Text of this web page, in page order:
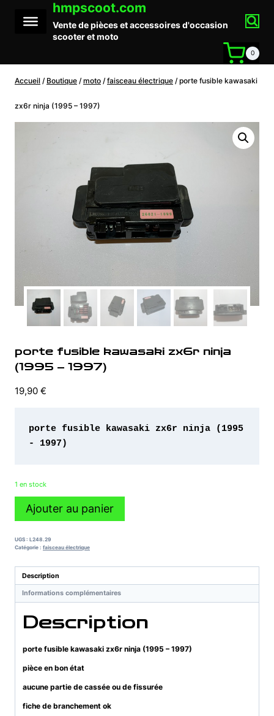
contenu
hmpscoot.com
Vente de pièces et accessoires d'occasion
scooter et moto
0
Accueil / Boutique / moto / faisceau électrique / porte fusible kawasaki
zx6r ninja (1995 – 1997)
porte fusible kawasaki zx6r ninja
(1995 – 1997)
19,90 €
porte fusible kawasaki zx6r ninja (1995
- 1997)
1 en stock
quantité
fusible
kawasaki
ninja
(1995
Ajouter au panier
UGS : L248.29
Catégorie : faisceau électrique
Description
Informations complémentaires
Description
porte fusible kawasaki zx6r ninja (1995 – 1997)
pièce en bon état
aucune partie de cassée ou de fissurée
fiche de branchement ok